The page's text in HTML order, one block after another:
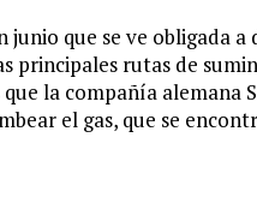
que se ve obligada a
principales rutas de
la compañía alemana
el gas, que se